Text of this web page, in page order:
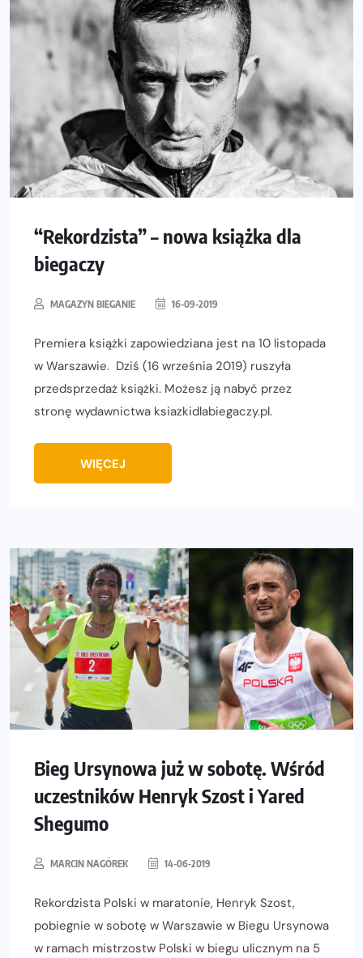
“Rekordzista” – nowa książka dla
biegaczy
MAGAZYN BIEGANIE 16-09-2019
Premiera książki zapowiedziana jest na 10 listopada
w Warszawie. Dziś (16 września 2019) ruszyła
przedsprzedaż książki. Możesz ją nabyć przez
stronę wydawnictwa ksiazkidlabiegaczy.pl.
WIĘCEJ
Bieg Ursynowa już w sobotę. Wśród
uczestników Henryk Szost i Yared
Shegumo
MARCIN NAGÓREK 14-06-2019
Rekordzista Polski w maratonie, Henryk Szost,
pobiegnie w sobotę w Warszawie w Biegu Ursynowa
w ramach mistrzostw Polski w biegu ulicznym na 5